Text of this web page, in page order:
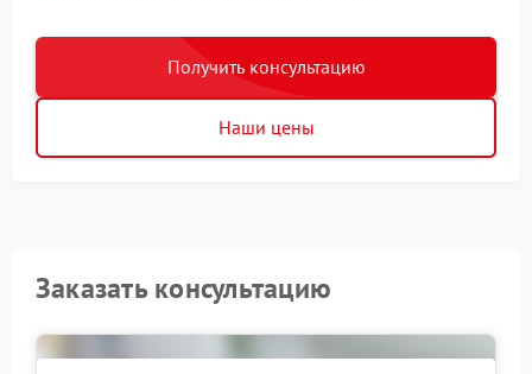
Получить консультацию
Наши цены
Заказать консультацию